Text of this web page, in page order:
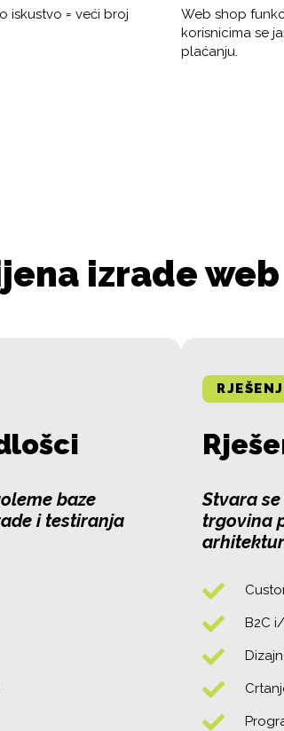
iskustvo = veći broj
Web shop
korisnicima se
plaćanju.
izrade
baze
i testiranja
Stvara
trgovina
B2C